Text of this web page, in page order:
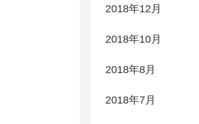
2018年12月
2018年10月
2018年8月
2018年7月